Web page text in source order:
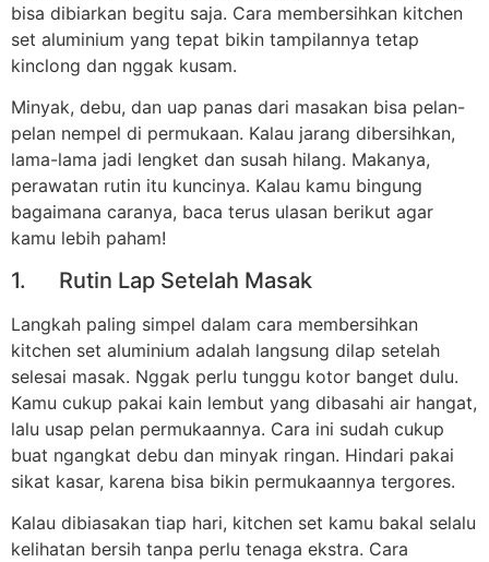
bisa dibiarkan begitu saja. Cara membersihkan kitchen
set aluminium yang tepat bikin tampilannya tetap
kinclong dan nggak kusam.
Minyak, debu, dan uap panas dari masakan bisa pelan-
pelan nempel di permukaan. Kalau jarang dibersihkan,
lama-lama jadi lengket dan susah hilang. Makanya,
perawatan rutin itu kuncinya. Kalau kamu bingung
bagaimana caranya, baca terus ulasan berikut agar
kamu lebih paham!
1. Rutin Lap Setelah Masak
Langkah paling simpel dalam cara membersihkan
kitchen set aluminium adalah langsung dilap setelah
selesai masak. Nggak perlu tunggu kotor banget dulu.
Kamu cukup pakai kain lembut yang dibasahi air hangat,
lalu usap pelan permukaannya. Cara ini sudah cukup
buat ngangkat debu dan minyak ringan. Hindari pakai
sikat kasar, karena bisa bikin permukaannya tergores.
Kalau dibiasakan tiap hari, kitchen set kamu bakal selalu
kelihatan bersih tanpa perlu tenaga ekstra. Cara